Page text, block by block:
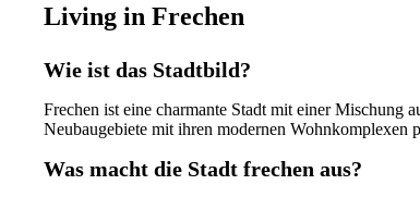
Living in Frechen
Wie ist das Stadtbild?
Frechen ist eine charmante Stadt mit einer Mischung
Neubaugebiete mit ihren modernen Wohnkomplexen
Was macht die Stadt frechen aus?